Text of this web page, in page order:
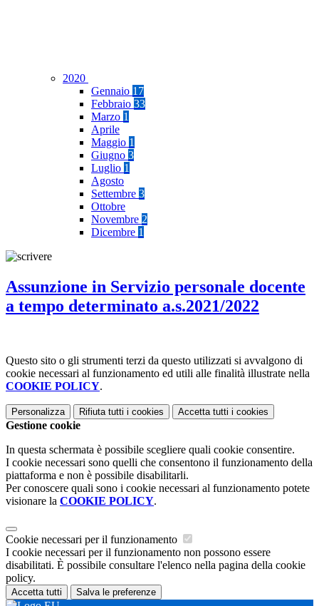
2020
Gennaio 17
Febbraio 33
Marzo 1
Aprile
Maggio 1
Giugno 3
Luglio 1
Agosto
Settembre 3
Ottobre
Novembre 2
Dicembre 1
Assunzione in Servizio personale docente
a tempo determinato a.s.2021/2022
Questo sito o gli strumenti terzi da questo utilizzati si avvalgono di
cookie necessari al funzionamento ed utili alle finalità illustrate nella
COOKIE POLICY.
Personalizza Rifiuta tutti i cookies Accetta tutti i cookies
Gestione cookie
In questa schermata è possibile scegliere quali cookie consentire.
I cookie necessari sono quelli che consentono il funzionamento della
piattaforma e non è possibile disabilitarli.
Per conoscere quali sono i cookie necessari al funzionamento potete
visionare la COOKIE POLICY.
Cookie necessari per il funzionamento
I cookie necessari per il funzionamento non possono essere
disabilitati. È possibile consultare l'elenco nella pagina della cookie
policy.
Accetta tutti Salva le preferenze